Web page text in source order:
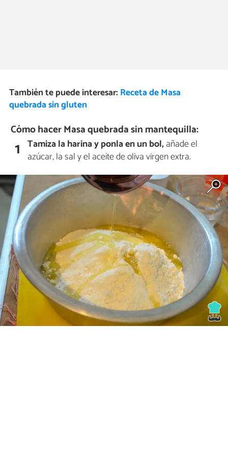
También te puede interesar: Receta de Masa
quebrada sin gluten
Cómo hacer Masa quebrada sin mantequilla:
1 Tamiza la harina y ponla en un bol,añade el
azúcar, la sal y el aceite de oliva virgen extra.